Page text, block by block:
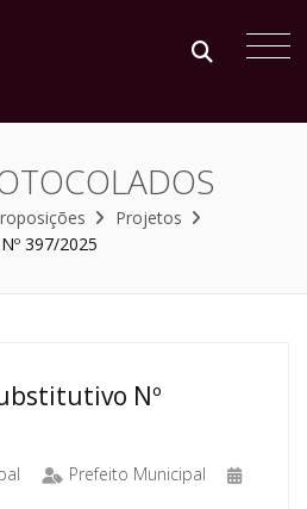
Projetos
397/2025
Nº
Prefeito Municipal